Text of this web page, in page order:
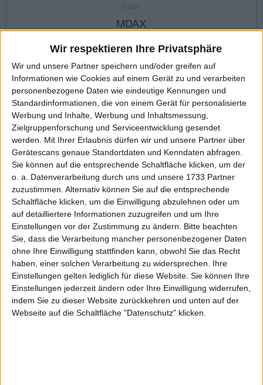
Wir respektieren Ihre Privatsphäre
Wir und unsere Partner speichern und/oder greifen auf
Informationen wie Cookies auf einem Gerät zu und verarbeiten
personenbezogene Daten wie eindeutige Kennungen und
Standardinformationen, die von einem Gerät für personalisierte
Werbung und Inhalte, Werbung und Inhaltsmessung,
Zielgruppenforschung und Serviceentwicklung gesendet
werden.
Mit Ihrer Erlaubnis dürfen wir und unsere Partner über
Gerätescans genaue Standortdaten und Kenndaten abfragen.
Sie können auf die entsprechende Schaltfläche klicken, um der
o. a. Datenverarbeitung durch uns und unsere 1733 Partner
zuzustimmen. Alternativ können Sie auf die entsprechende
Schaltfläche klicken, um die Einwilligung abzulehnen oder um
auf detailliertere Informationen zuzugreifen und um Ihre
Einstellungen vor der Zustimmung zu ändern.
Bitte beachten
Sie, dass die Verarbeitung mancher personenbezogener Daten
ohne Ihre Einwilligung stattfinden kann, obwohl Sie das Recht
haben, einer solchen Verarbeitung zu widersprechen. Ihre
Einstellungen gelten lediglich für diese Website. Sie können Ihre
Einstellungen jederzeit ändern oder Ihre Einwilligung widerrufen,
indem Sie zu dieser Website zurückkehren und unten auf der
Webseite auf die Schaltfläche "Datenschutz" klicken.
Index
MDAX
Xetra
KAUF VERKAUF
Made with ❤ von BGFL
Stammdaten Nachrichten
Jahresschlusskurse
Termine
Ergebnis je Aktie
Dividende je Aktie
Finanzdaten
Social/Regio/Peers
Charts/Performance
Performance Profi-Chart Basis-Chart
Dieser Chart zeigt den Kurs der Aktie von Aixtron in einfacher